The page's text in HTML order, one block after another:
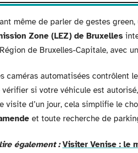
même de parler de gestes
Zone (LEZ) de Bruxelles
de Bruxelles-Capitale, avec
caméras automatisées contrôlent
vérifier si votre véhicule est
visite d’un jour, cela simplifie le
et toute recherche de
également : Visiter Venise : le